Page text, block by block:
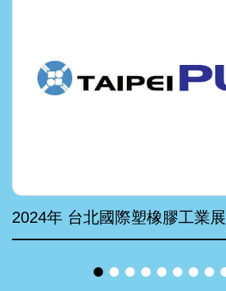
2024年 台北國際塑橡膠工業展